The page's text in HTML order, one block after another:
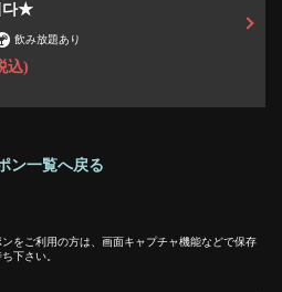
다★
飲み放題あり
込)
ン一覧へ戻る
をご利用の方は、画面キャプチャ機能などで保存
下さい。